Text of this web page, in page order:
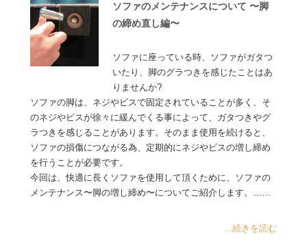
ソファのメンテナンスについて 〜脚
の締め直し編〜
ソファに座っている時、ソファがガタつ
いたり、脚のグラつきを感じたことはあ
りませんか?
ソファの脚は、ネジやビスで固定されていることが多く、そ
のネジやビスが徐々に緩んでくる事によって、ガタつきやグ
ラつきを感じることがあります。そのまま使用を続けると、
ソファの損傷につながる為、定期的にネジやビスの増し締め
を行うことが必要です。
今回は、快適に長くソファを使用して頂くために、ソファの
メンテナンス〜脚の増し締め〜についてご紹介します。……
...続きを読む